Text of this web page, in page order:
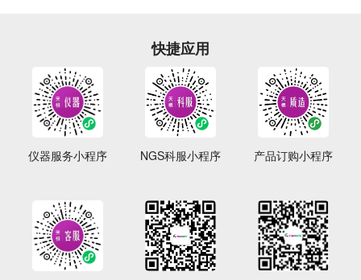
快捷应用
仪器服务小程序 NGS科服小程序 产品订购小程序